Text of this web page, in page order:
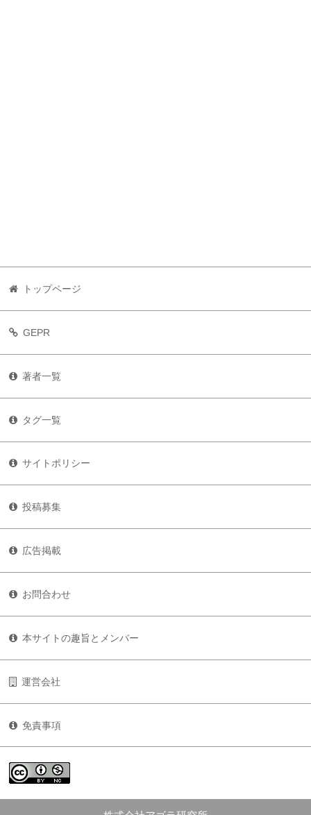
トップページ
GEPR
著者一覧
タグ一覧
サイトポリシー
投稿募集
広告掲載
お問合わせ
本サイトの趣旨とメンバー
運営会社
免責事項